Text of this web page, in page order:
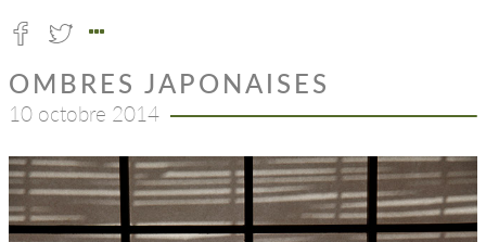
OMBRES JAPONAISES
10 octobre 2014